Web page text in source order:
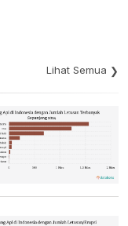
Lihat Semua